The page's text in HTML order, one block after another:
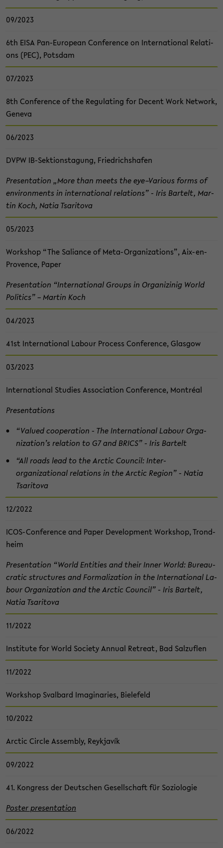
09/2023
6th EISA Pan-​European Con­fe­rence on In­ter­na­tio­nal Re­la­ti­
ons (PEC), Pots­dam
07/2023
8th Con­fe­rence of the Re­gu­la­ting for De­cent Work Net­work,
Ge­ne­va
06/2023
DVPW IB-​Sektionstagung, Fried­richs­ha­fen
Pre­sen­ta­ti­on „More than meets the eye–Va­rious forms of
en­vi­ron­ments in in­ter­na­tio­nal re­la­ti­ons” - Iris Bar­telt, Mar­
tin Koch, Natia Tsari­to­va
05/2023
Work­shop “The Sa­li­an­ce of Meta-​Organizations”, Aix-​en-
Provence, Paper
Pre­sen­ta­ti­on “In­ter­na­tio­nal Groups in Or­ga­ni­zi­nig World
Po­li­tics” – Mar­tin Koch
04/2023
41st In­ter­na­tio­nal La­bour Pro­cess Con­fe­rence, Glas­gow
03/2023
In­ter­na­tio­nal Stu­dies As­so­cia­ti­on Con­fe­rence, Montréal
Pre­sen­ta­ti­ons
“Va­lu­ed co­ope­ra­ti­on - The In­ter­na­tio­nal La­bour Or­ga­
niza­ti­on’s re­la­ti­on to G7 and BRICS” - Iris Bar­telt
“All roads lead to the Arc­tic Coun­cil: Inter-​
organizational re­la­ti­ons in the Arc­tic Re­gi­on” - Natia
Tsari­to­va
12/2022
ICOS-​Conference and Paper De­ve­lo­p­ment Work­shop, Trond­
heim
Pre­sen­ta­ti­on “World En­ti­ties and their Inner World: Bu­reau­
cra­tic struc­tu­res and For­ma­liza­ti­on in the In­ter­na­tio­nal La­
bour Or­ga­niza­ti­on and the Arc­tic Coun­cil” - Iris Bar­telt,
Natia Tsari­to­va
11/2022
In­sti­tu­te for World So­cie­ty An­nu­al Re­tre­at, Bad Sal­zu­flen
11/2022
Work­shop Sval­bard Ima­gi­na­ries, Bie­le­feld
10/2022
Arc­tic Cir­cle As­sem­bly, Reykjavík
09/2022
41. Kon­gress der Deut­schen Ge­sell­schaft für So­zio­lo­gie
Pos­ter pre­sen­ta­ti­on
06/2022